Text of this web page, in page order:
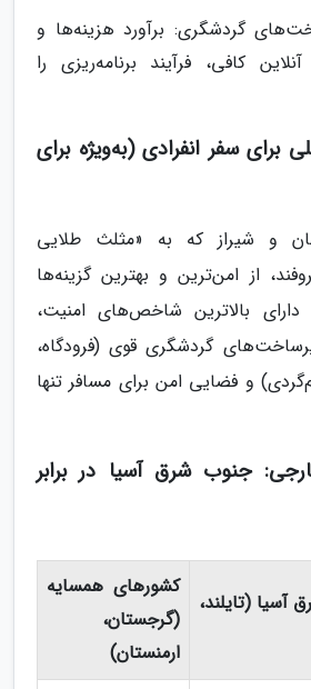
گردشگری: برآورد هزینه‌ها و
کافی، فرآیند برنامه‌ریزی را
برای سفر انفرادی (به‌ویژه برای
و شیراز که به «مثلث طلایی
از امن‌ترین و بهترین گزینه‌ها
بالاترین شاخص‌های امنیت،
گردشگری قوی (فرودگاه،
و فضایی امن برای مسافر تنها
جنوب شرق آسیا در برابر
آسیا (تایلند،
کشورهای همسایه
(گرجستان،
ارمنستان)